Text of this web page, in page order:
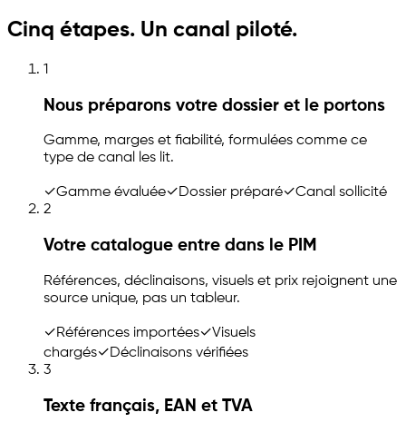
Cinq étapes. Un canal piloté.
1
Nous préparons votre dossier et le portons
Gamme, marges et fiabilité, formulées comme ce
type de canal les lit.
✓Gamme évaluée✓Dossier préparé✓Canal sollicité
2
Votre catalogue entre dans le PIM
Références, déclinaisons, visuels et prix rejoignent une
source unique, pas un tableur.
✓Références importées✓Visuels
chargés✓Déclinaisons vérifiées
3
Texte français, EAN et TVA